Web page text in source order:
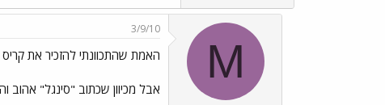
M
3/9/10
האמת שהתכוונתי להזכיר את קריס
אבל מכיוון שכתוב "סינגל" אהוב